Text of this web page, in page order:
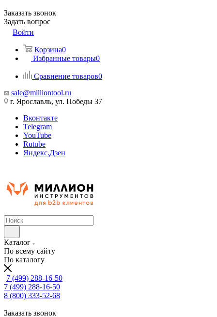
Заказать звонок
Задать вопрос
Войти
Корзина0
Избранные товары0
Сравнение товаров0
sale@milliontool.ru
г. Ярославль, ул. Победы 37
Вконтакте
Telegram
YouTube
Rutube
Яндекс.Дзен
Каталог
По всему сайту
По каталогу
7 (499) 288-16-50
7 (499) 288-16-50
8 (800) 333-52-68
Заказать звонок